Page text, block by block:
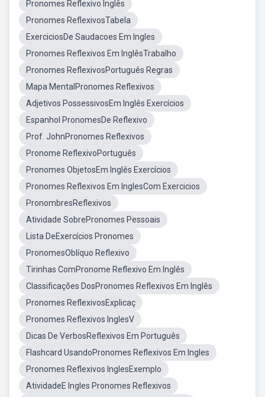
Pronomes Reflexivo Inglês
Pronomes ReflexivosTabela
ExerciciosDe Saudacoes Em Ingles
Pronomes Reflexivos Em InglêsTrabalho
Pronomes ReflexivosPortuguês Regras
Mapa MentalPronomes Reflexivos
Adjetivos PossessivosEm Inglês Exercícios
Espanhol PronomesDe Reflexivo
Prof. JohnPronomes Reflexivos
Pronome ReflexivoPortuguês
Pronomes ObjetosEm Inglês Exercícios
Pronomes Reflexivos Em InglesCom Exercicios
PronombresReflexivos
Atividade SobrePronomes Pessoais
Lista DeExercícios Pronomes
PronomesOblíquo Reflexivo
Tirinhas ComPronome Reflexivo Em Inglês
Classificações DosPronomes Reflexivos Em Inglês
Pronomes ReflexivosExplicaç
Pronomes Reflexivos InglesV
Dicas De VerbosReflexivos Em Português
Flashcard UsandoPronomes Reflexivos Em Ingles
Pronomes Reflexivos InglesExemplo
AtividadeE Ingles Pronomes Reflexivos